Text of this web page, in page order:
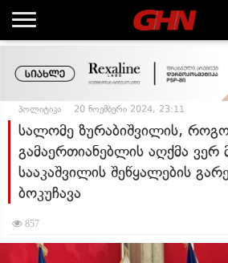
პოლიტიკა 20 ნოემბერი 2024, 23:11
სალომე ზურაბიშვილის,
გამაერთიანებლის აღქმა ვერ
სააკაშვილის შეწყალების
ბოკუჩავა
857